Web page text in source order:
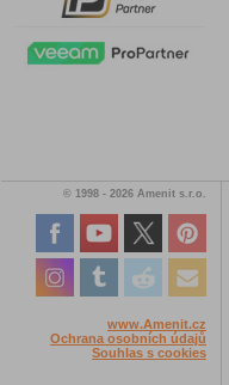
© 1998 - 2026 Amenit s.r.o.
www.Amenit.cz
Ochrana osobních údajů
Souhlas s cookies